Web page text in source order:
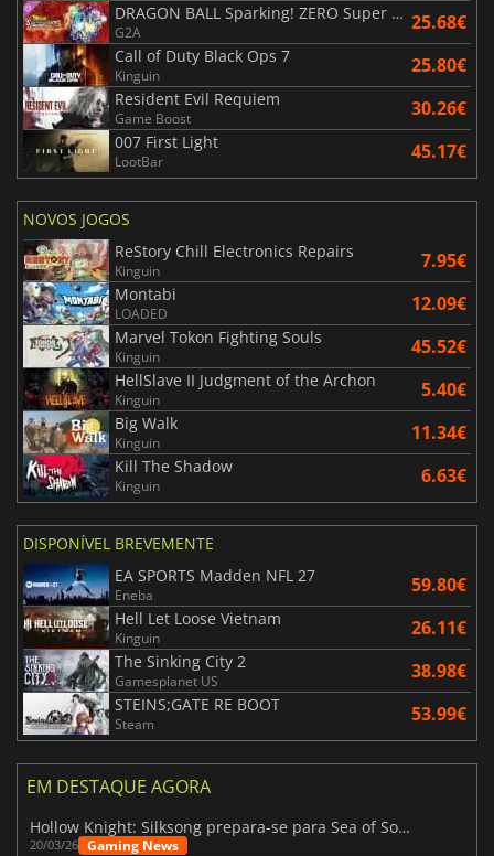
DRAGON BALL Sparking! ZERO Super Limit Breaking NEO
G2A 25.68€
Call of Duty Black Ops 7
Kinguin 25.80€
Resident Evil Requiem
Game Boost 30.26€
007 First Light
LootBar 45.17€
NOVOS JOGOS
ReStory Chill Electronics Repairs
Kinguin 7.95€
Montabi
LOADED 12.09€
Marvel Tokon Fighting Souls
Kinguin 45.52€
HellSlave II Judgment of the Archon
Kinguin 5.40€
Big Walk
Kinguin 11.34€
Kill The Shadow
Kinguin 6.63€
DISPONÍVEL BREVEMENTE
EA SPORTS Madden NFL 27
Eneba 59.80€
Hell Let Loose Vietnam
Kinguin 26.11€
The Sinking City 2
Gamesplanet US 38.98€
STEINS;GATE RE BOOT
Steam 53.99€
EM DESTAQUE AGORA
Hollow Knight: Silksong prepara-se para Sea of Sorrow com um patch
20/03/26 Gaming News